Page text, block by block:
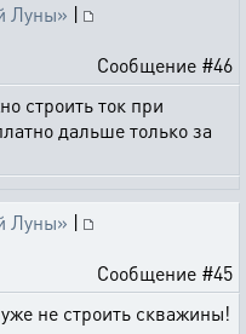
Луны» |
Сообщение #46
строить ток при
дальше только за
Луны» |
Сообщение #45
не строить скважины!